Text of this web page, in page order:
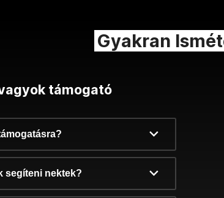
Gyakran
támogató
segíteni nektek?